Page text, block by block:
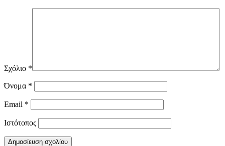
Σχόλιο *
Όνομα *
Email *
Ιστότοπος